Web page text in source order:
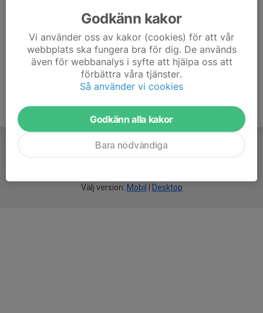
Välj version: Mobil Desktop
Godkänn kakor
Vi använder oss av kakor (cookies) för att vår
webbplats ska fungera bra för dig. De används
även för webbanalys i syfte att hjälpa oss att
förbättra våra tjänster.
Så använder vi cookies
Godkänn alla kakor
Bara nödvändiga